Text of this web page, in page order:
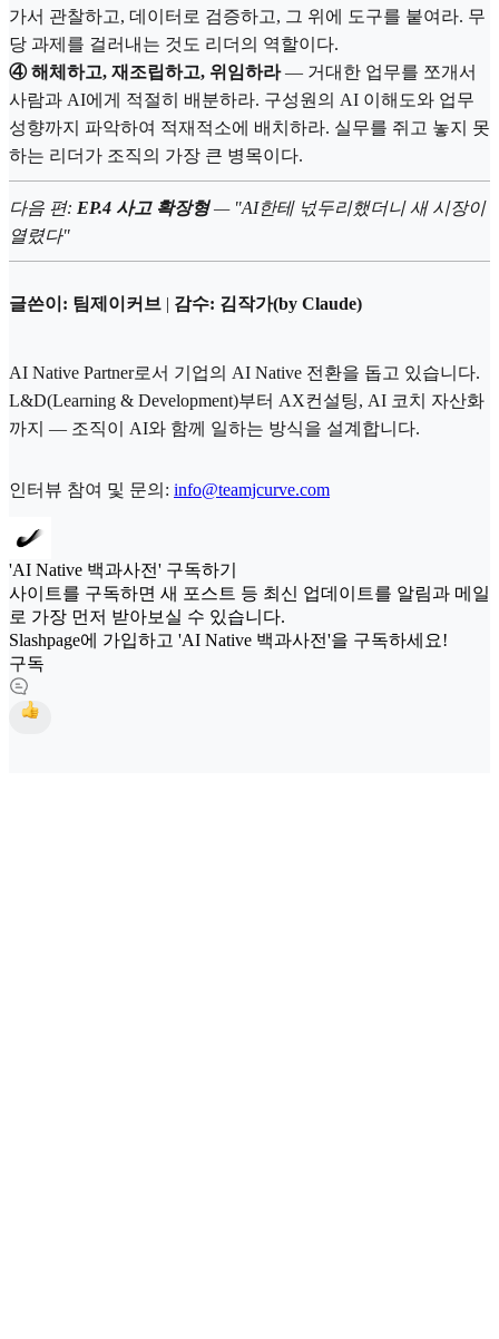
가서 관찰하고, 데이터로 검증하고, 그 위에 도구를 붙여라. 무
당 과제를 걸러내는 것도 리더의 역할이다.
④ 해체하고, 재조립하고, 위임하라— 거대한 업무를 쪼개서
사람과 AI에게 적절히 배분하라. 구성원의 AI 이해도와 업무
성향까지 파악하여 적재적소에 배치하라. 실무를 쥐고 놓지 못
하는 리더가 조직의 가장 큰 병목이다.
다음 편: EP.4 사고 확장형— "AI한테 넋두리했더니 새 시장이
열렸다"
글쓴이: 팀제이커브 | 감수: 김작가(by Claude)
AI Native Partner로서 기업의 AI Native 전환을 돕고 있습니다.
L&D(Learning & Development)부터 AX컨설팅, AI 코치 자산화
까지 — 조직이 AI와 함께 일하는 방식을 설계합니다.
인터뷰 참여 및 문의: info@teamjcurve.com
'AI Native 백과사전' 구독하기
사이트를 구독하면 새 포스트 등 최신 업데이트를 알림과 메일
로 가장 먼저 받아보실 수 있습니다.
Slashpage에 가입하고 'AI Native 백과사전'을 구독하세요!
구독